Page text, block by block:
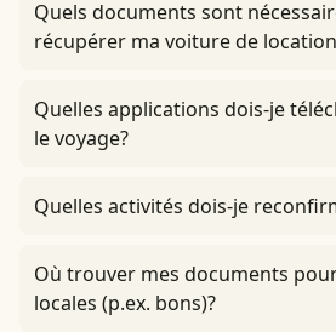
Quels documents sont
récupérer ma voiture de
Quelles applications dois-je
le voyage?
Quelles activités dois-je
Où trouver mes documents
locales (p.ex. bons)?